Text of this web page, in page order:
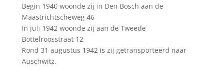
Begin 1940 woonde zij in Den Bosch aan de
Maastrichtscheweg 46
In juli 1942 woonde zij aan de Tweede
Bottelroosstraat 12
Rond 31 augustus 1942 is zij getransporteerd naar
Auschwitz.